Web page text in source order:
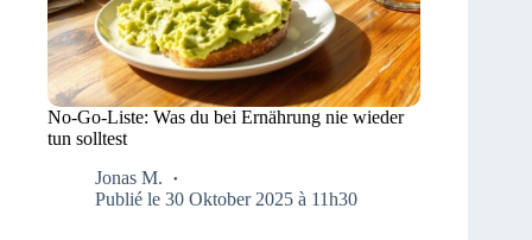
No-Go-Liste: Was du bei Ernährung nie wieder
tun solltest
Jonas M.
Publié le 30 Oktober 2025 à 11h30